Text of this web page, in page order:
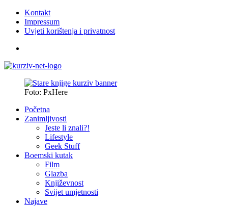
Kontakt
Impressum
Uvjeti korištenja i privatnost
Foto: PxHere
Početna
Zanimljivosti
Jeste li znali?!
Lifestyle
Geek Stuff
Boemski kutak
Film
Glazba
Književnost
Svijet umjetnosti
Najave